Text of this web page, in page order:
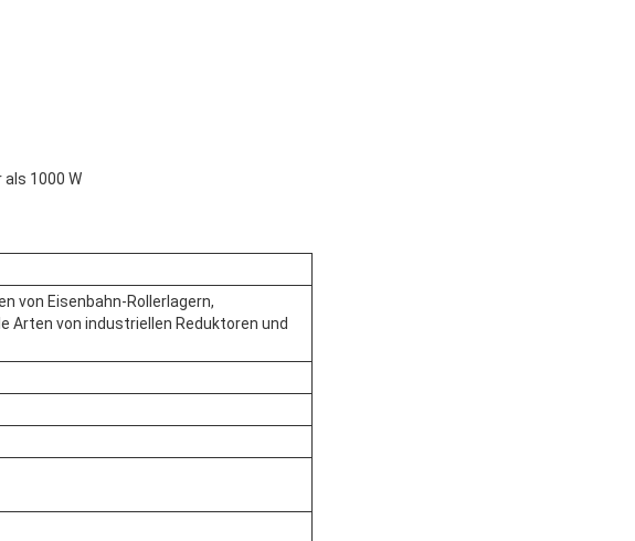
1000 W
von Eisenbahn-Rollerlagern,
Arten von industriellen Reduktoren und